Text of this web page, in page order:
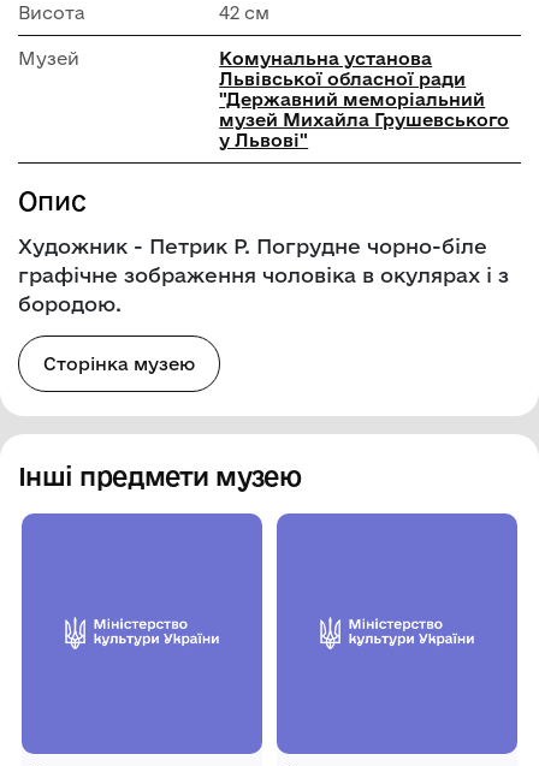
Висота 42 см
Музей
Комунальна установа
Львівської обласної ради
"Державний меморіальний
музей Михайла Грушевського
у Львові"
Опис
Художник - Петрик Р. Погрудне чорно-біле
графічне зображення чоловіка в окулярах і з
бородою.
Сторінка музею
Інші предмети музею